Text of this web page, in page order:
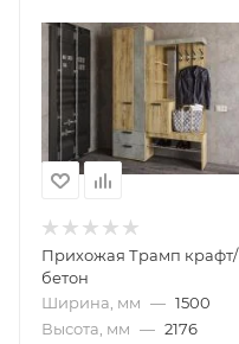
Прихожая Трамп крафт/
бетон
Ширина, мм — 1500
Высота, мм — 2176